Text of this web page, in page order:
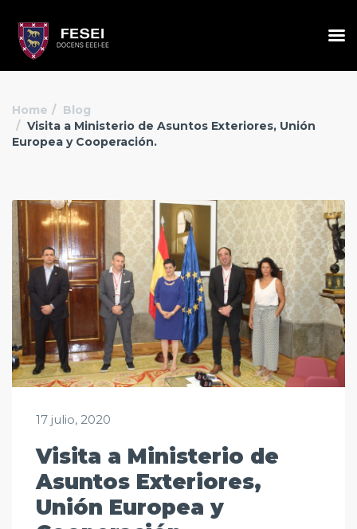
Home
Blog
Visita a Ministerio de Asuntos Exteriores, Unión
Europea y Cooperación.
17 julio, 2020
Visita a Ministerio de
Asuntos Exteriores,
Unión Europea y